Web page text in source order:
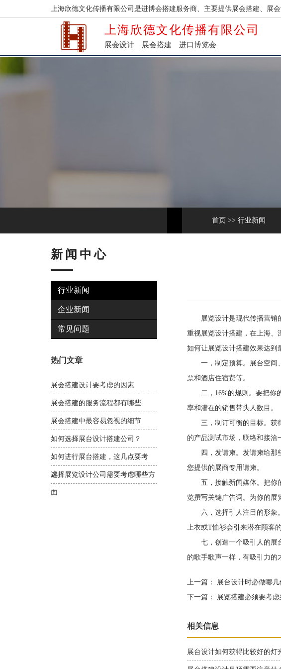
上海欣德文化传播有限公司是进博会搭建服务商、主要提供展会搭建、展会
上海欣德文化传播有限公司
展会设计 展会搭建 进口博览会
首页 >> 行业新闻
新闻中心
行业新闻
企业新闻
常见问题
热门文章
展会搭建设计要考虑的因素
展会搭建的服务流程都有哪些
展会搭建中最容易忽视的细节
如何选择展台设计搭建公司？
如何进行展台搭建，这几点要考
虑！
选择展览设计公司需要考虑哪些方
面
展览设计是现代传播营销的
重视展览设计搭建，在上海、
如何让展览设计搭建效果达到
一，制定预算。展台空间、
票和酒店住宿费等。
二，16%的规则。要把你的
率和潜在的销售带头人数目。
三，制订可衡的目标。获得
的产品测试市场，联络和接洽
四，发请柬。发请柬给那些
您提供的展商专用请柬。
五，接触新闻媒体。把你的
览撰写关键广告词。为你的展
六，选择引人注目的形象。
上衣或T恤衫会引来潜在顾客
七，创造一个吸引人的展台
的歌手歌声一样，有吸引力的
上一篇：
展台设计时必做哪几
下一篇：
展览搭建必须要考
相关信息
展台设计如何获得比较好的灯